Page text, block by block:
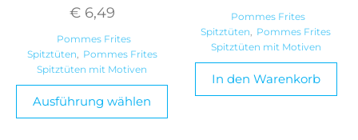
€6,49
Pommes Frites
Spitztüten
Pommes Frites
Spitztüten mit Motiven
Ausführung wählen
Pommes Frites
Spitztüten
Pommes Frites
Spitztüten mit Motiven
In den Warenkorb